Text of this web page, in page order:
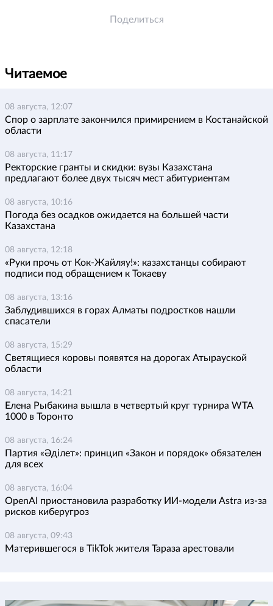
Поделиться
Читаемое
08 августа, 12:07
Спор о зарплате закончился примирением в Костанайской
области
08 августа, 11:17
Ректорские гранты и скидки: вузы Казахстана
предлагают более двух тысяч мест абитуриентам
08 августа, 10:16
Погода без осадков ожидается на большей части
Казахстана
08 августа, 12:18
«Руки прочь от Кок-Жайляу!»: казахстанцы собирают
подписи под обращением к Токаеву
08 августа, 13:16
Заблудившихся в горах Алматы подростков нашли
спасатели
08 августа, 15:29
Светящиеся коровы появятся на дорогах Атырауской
области
08 августа, 14:21
Елена Рыбакина вышла в четвертый круг турнира WTA
1000 в Торонто
08 августа, 16:24
Партия «Әділет»: принцип «Закон и порядок» обязателен
для всех
08 августа, 16:04
OpenAI приостановила разработку ИИ-модели Astra из-за
рисков киберугроз
08 августа, 09:43
Матерившегося в TikTok жителя Тараза арестовали